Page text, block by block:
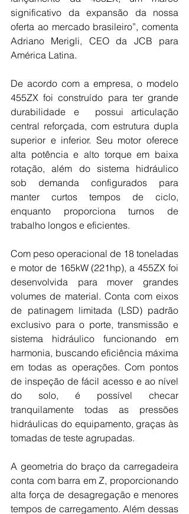
significativo da expansão da nossa
oferta ao mercado brasileiro”, comenta
Adriano Merigli, CEO da JCB para
América Latina.
De acordo com a empresa, o modelo
455ZX foi construído para ter grande
durabilidade e  possui articulação
central reforçada, com estrutura dupla
superior e inferior. Seu motor oferece
alta potência e alto torque em baixa
rotação, além do sistema hidráulico
sob demanda configurados para
manter curtos tempos de ciclo,
enquanto proporciona turnos de
trabalho longos e eficientes.
Com peso operacional de 18 toneladas
e motor de 165kW (221hp), a 455ZX foi
desenvolvida para mover grandes
volumes de material. Conta com eixos
de patinagem limitada (LSD) padrão
exclusivo para o porte, transmissão e
sistema hidráulico funcionando em
harmonia, buscando eficiência máxima
em todas as operações. Com pontos
de inspeção de fácil acesso e ao nível
do solo, é possível checar
tranquilamente todas as pressões
hidráulicas do equipamento, graças às
tomadas de teste agrupadas.
A geometria do braço da carregadeira
conta com barra em Z, proporcionando
alta força de desagregação e menores
tempos de carregamento. Além dessas